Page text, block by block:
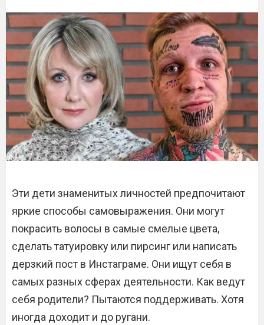
Эти дети знаменитых личностей предпочитают
яркие способы самовыражения. Они могут
покрасить волосы в самые смелые цвета,
сделать татуировку или пирсинг или написать
дерзкий пост в Инстаграме. Они ищут себя в
самых разных сферах деятельности. Как ведут
себя родители? Пытаются поддерживать. Хотя
иногда доходит и до ругани.